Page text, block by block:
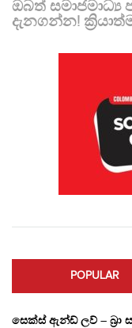
ඔබත්
දැනගන්න!
POPULAR
සෙක්ස් ඇන්ඩ් ලව් – බ්‍රා